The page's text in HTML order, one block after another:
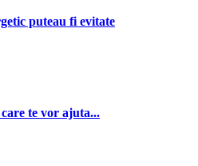
puteau fi evitate
te vor ajuta...